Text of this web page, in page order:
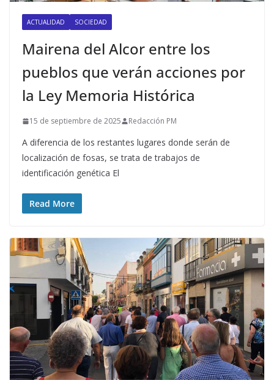
ACTUALIDAD SOCIEDAD
Mairena del Alcor entre los
pueblos que verán acciones por
la Ley Memoria Histórica
15 de septiembre de 2025 Redacción PM
A diferencia de los restantes lugares donde serán de
localización de fosas, se trata de trabajos de
identificación genética El
Read More